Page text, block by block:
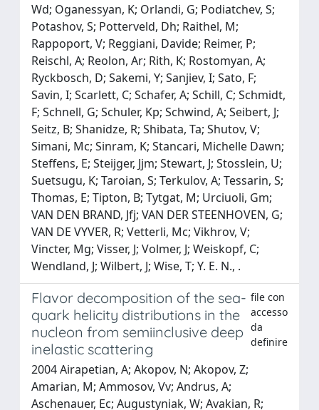
Wd; Oganessyan, K; Orlandi, G; Podiatchev, S;
Potashov, S; Potterveld, Dh; Raithel, M;
Rappoport, V; Reggiani, Davide; Reimer, P;
Reischl, A; Reolon, Ar; Rith, K; Rostomyan, A;
Ryckbosch, D; Sakemi, Y; Sanjiev, I; Sato, F;
Savin, I; Scarlett, C; Schafer, A; Schill, C; Schmidt,
F; Schnell, G; Schuler, Kp; Schwind, A; Seibert, J;
Seitz, B; Shanidze, R; Shibata, Ta; Shutov, V;
Simani, Mc; Sinram, K; Stancari, Michelle Dawn;
Steffens, E; Steijger, Jjm; Stewart, J; Stosslein, U;
Suetsugu, K; Taroian, S; Terkulov, A; Tessarin, S;
Thomas, E; Tipton, B; Tytgat, M; Urciuoli, Gm;
VAN DEN BRAND, Jfj; VAN DER STEENHOVEN, G;
VAN DE VYVER, R; Vetterli, Mc; Vikhrov, V;
Vincter, Mg; Visser, J; Volmer, J; Weiskopf, C;
Wendland, J; Wilbert, J; Wise, T; Y. E. N., .
Flavor decomposition of the sea-
quark helicity distributions in the
nucleon from semiinclusive deep
inelastic scattering
file con
accesso
da
definire
2004 Airapetian, A; Akopov, N; Akopov, Z;
Amarian, M; Ammosov, Vv; Andrus, A;
Aschenauer, Ec; Augustyniak, W; Avakian, R;